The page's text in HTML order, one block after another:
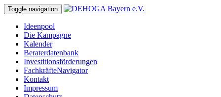
Toggle navigation
Ideenpool
Die Kampagne
Kalender
Beraterdatenbank
Investitionsförderungen
FachkräfteNavigator
Kontakt
Impressum